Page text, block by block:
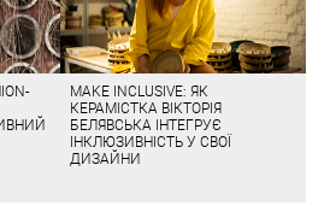
MAKE INCLUSIVE: ЯК
КЕРАМІСТКА ВІКТОРІЯ
БЕЛЯВСЬКА ІНТЕГРУЄ
ІНКЛЮЗИВНІСТЬ У СВОЇ
ДИЗАЙНИ